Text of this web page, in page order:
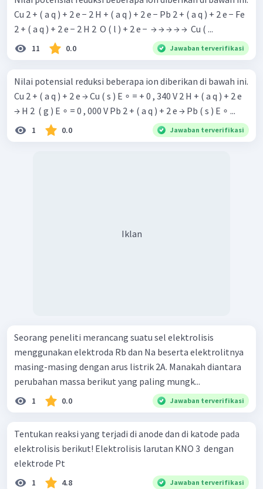
Cu 2 + ( a q ) + 2 e − 2 H + ( a q ) + 2 e − Pb 2 + ( a q ) + 2 e − Fe
2 + ( a q ) + 2 e − 2 H 2 ​ O ( l ) + 2 e − ​ → → → → → ​ Cu ( ...
11 0.0 Jawaban terverifikasi
Nilai potensial reduksi beberapa ion diberikan di bawah ini.
Cu 2 + ( a q ) + 2 e → Cu ( s ) E ∘ = + 0 , 340 V 2 H + ( a q ) + 2 e
→ H 2 ​ ( g ) E ∘ = 0 , 000 V Pb 2 + ( a q ) + 2 e → Pb ( s ) E ∘ ...
1 0.0 Jawaban terverifikasi
Iklan
Seorang peneliti merancang suatu sel elektrolisis
menggunakan elektroda Rb dan Na beserta elektrolitnya
masing-masing dengan arus listrik 2A. Manakah diantara
perubahan massa berikut yang paling mungk...
1 0.0 Jawaban terverifikasi
Tentukan reaksi yang terjadi di anode dan di katode pada
elektrolisis berikut! Elektrolisis larutan KNO 3 ​ dengan
elektrode Pt
1 4.8 Jawaban terverifikasi